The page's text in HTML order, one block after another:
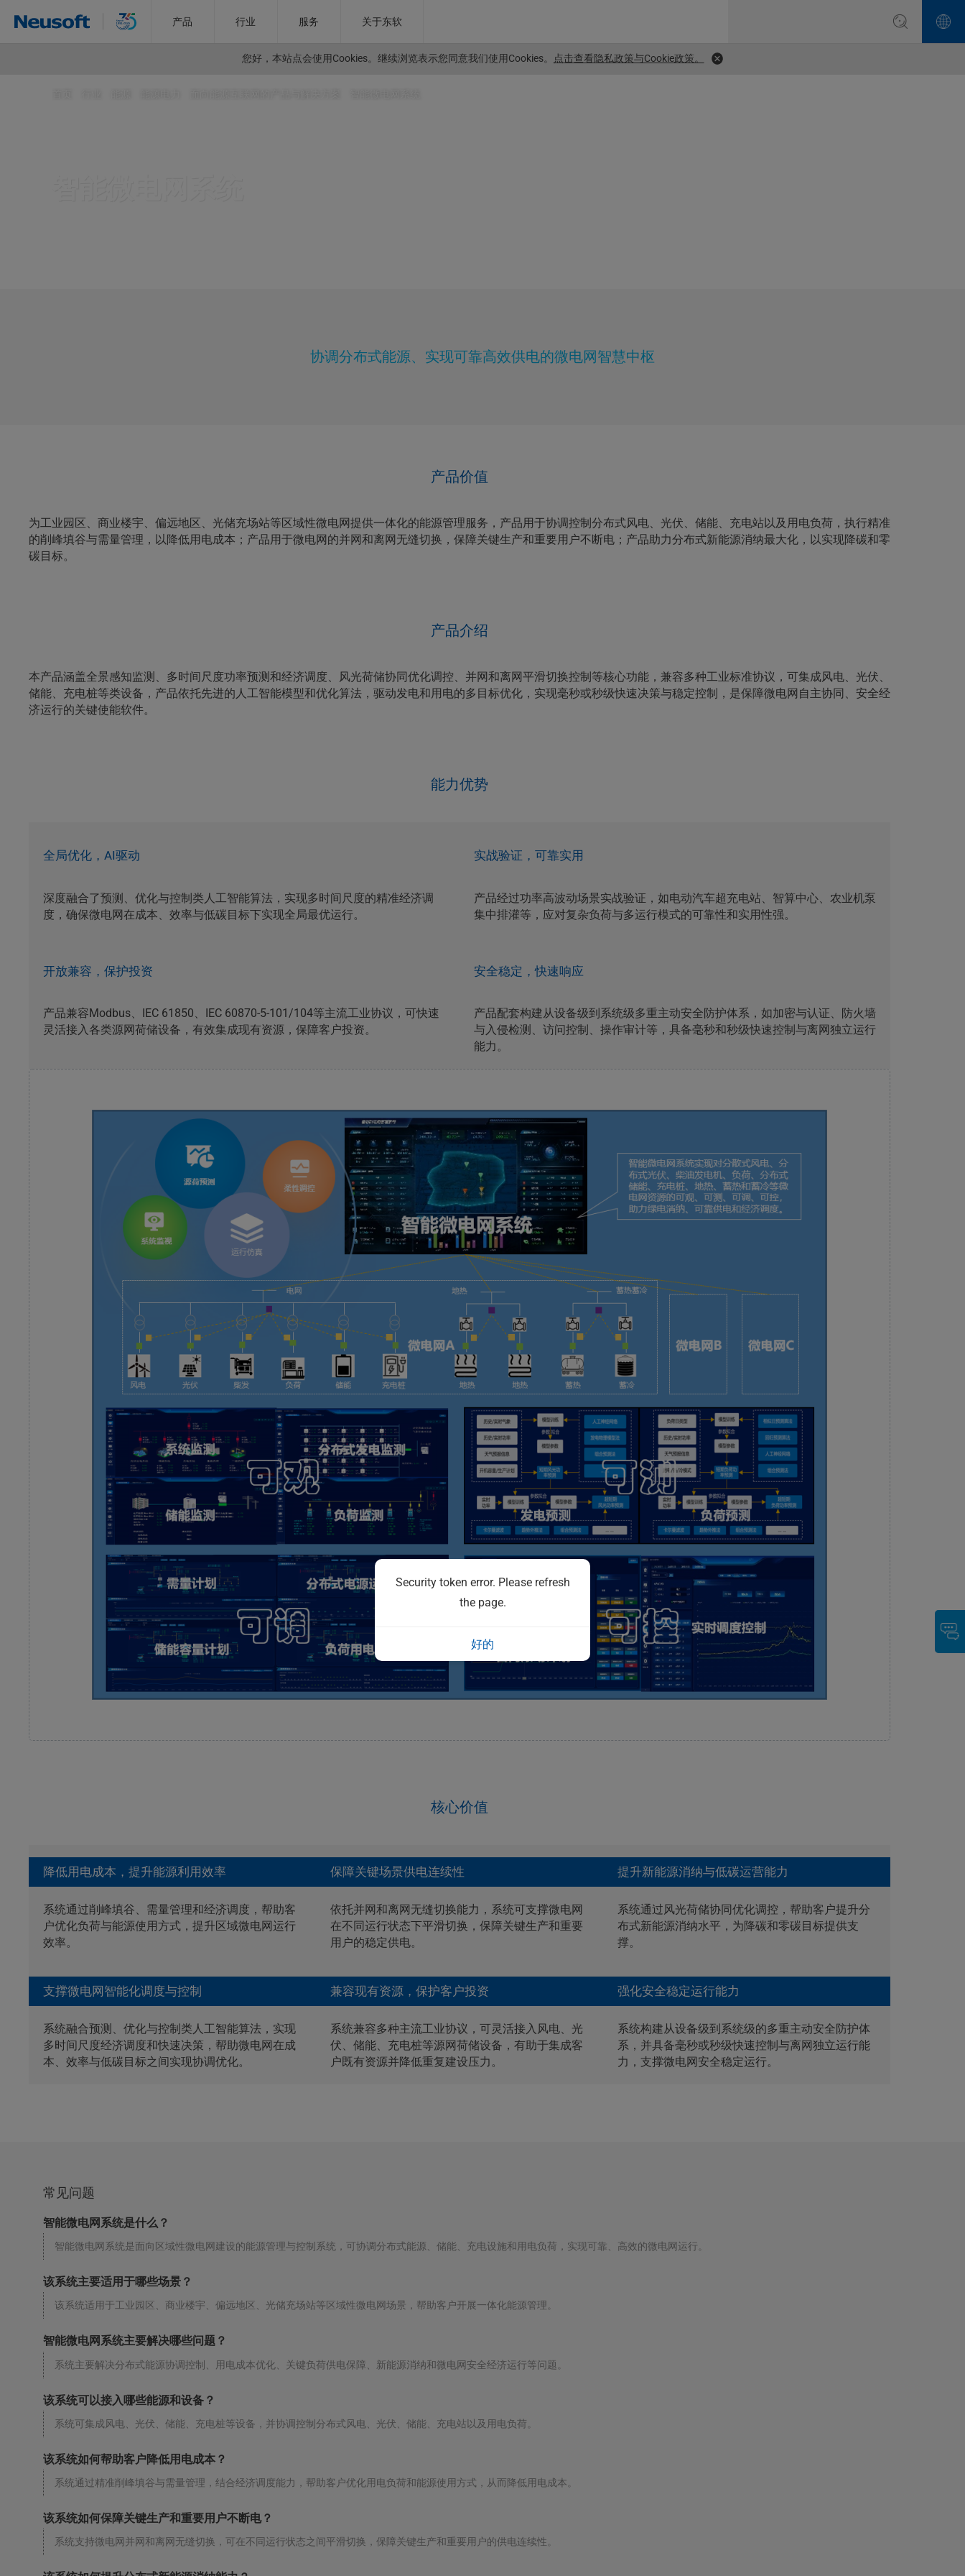
您好， 本站点会使用Cookies。 继续浏览表示您同意我们使用Cookies。 点击查看隐私政策与Cookie政策。
产品 行业 服务 关于东软
协调分布式能源、实现可靠高效供电的微电网智慧中枢
产品价值
为工业园区、商业楼宇、偏远地区、光储充场站等区域性微电网提供一体化的能源管理服务，产品用于协调控制分布式风电、光伏、储能、充电站以及用电负荷，执行精准
的削峰填谷与需量管理，以降低用电成本；产品用于微电网的并网和离网无缝切换，保障关键生产和重要用户不断电；产品助力分布式新能源消纳最大化，以实现降碳和零
碳目标。
产品介绍
本产品涵盖全景感知监测、多时间尺度功率预测和经济调度、风光荷储协同优化调控、并网和离网平滑切换控制等核心功能，兼容多种工业标准协议，可集成风电、光伏、
储能、充电桩等类设备，产品依托先进的人工智能模型和优化算法，驱动发电和用电的多目标优化，实现毫秒或秒级快速决策与稳定控制，是保障微电网自主协同、安全经
济运行的关键使能软件。
能力优势
全局优化，AI驱动
深度融合了预测、优化与控制类人工智能算法，实现多时间尺度的精准经济调
度，确保微电网在成本、效率与低碳目标下实现全局最优运行。
实战验证，可靠实用
产品经过功率高波动场景实战验证，如电动汽车超充电站、智算中心、农业机泵
集中排灌等，应对复杂负荷与多运行模式的可靠性和实用性强。
开放兼容，保护投资
产品兼容Modbus、IEC 61850、IEC 60870-5-101/104等主流工业协议，可快速
灵活接入各类源网荷储设备，有效集成现有资源，保障客户投资。
安全稳定，快速响应
产品配套构建从设备级到系统级多重主动安全防护体系，如加密与认证、防火墙
与入侵检测、访问控制、操作审计等，具备毫秒和秒级快速控制与离网独立运行
能力。
核心价值
降低用电成本，提升能源利用效率
系统通过削峰填谷、需量管理和经济调度，帮助客
户优化负荷与能源使用方式，提升区域微电网运行
效率。
保障关键场景供电连续性
依托并网和离网无缝切换能力，系统可支撑微电网
在不同运行状态下平滑切换，保障关键生产和重要
用户的稳定供电。
提升新能源消纳与低碳运营能力
系统通过风光荷储协同优化调控，帮助客户提升分
布式新能源消纳水平，为降碳和零碳目标提供支
撑。
支撑微电网智能化调度与控制
系统融合预测、优化与控制类人工智能算法，实现
多时间尺度经济调度和快速决策，帮助微电网在成
本、效率与低碳目标之间实现协调优化。
兼容现有资源，保护客户投资
系统兼容多种主流工业协议，可灵活接入风电、光
伏、储能、充电桩等源网荷储设备，有助于集成客
户既有资源并降低重复建设压力。
强化安全稳定运行能力
系统构建从设备级到系统级的多重主动安全防护体
系，并具备毫秒或秒级快速控制与离网独立运行能
力，支撑微电网安全稳定运行。
常见问题
智能微电网系统是什么？
智能微电网系统是面向区域性微电网建设的能源管理与控制系统，可协调分布式能源、储能、充电设施和用电负荷，实现可靠、高效的微电网运行。
该系统主要适用于哪些场景？
该系统适用于工业园区、商业楼宇、偏远地区、光储充场站等区域性微电网场景，帮助客户开展一体化能源管理。
智能微电网系统主要解决哪些问题？
系统主要解决分布式能源协调控制、用电成本优化、关键负荷供电保障、新能源消纳和微电网安全经济运行等问题。
该系统可以接入哪些能源和设备？
系统可集成风电、光伏、储能、充电桩等设备，并协调控制分布式风电、光伏、储能、充电站以及用电负荷。
该系统如何帮助客户降低用电成本？
系统通过精准削峰填谷与需量管理，结合经济调度能力，帮助客户优化用电负荷和能源使用方式，从而降低用电成本。
该系统如何保障关键生产和重要用户不断电？
系统支持微电网并网和离网无缝切换，可在不同运行状态之间平滑切换，保障关键生产和重要用户的供电连续性。
Security token error. Please refresh
the page.
好的